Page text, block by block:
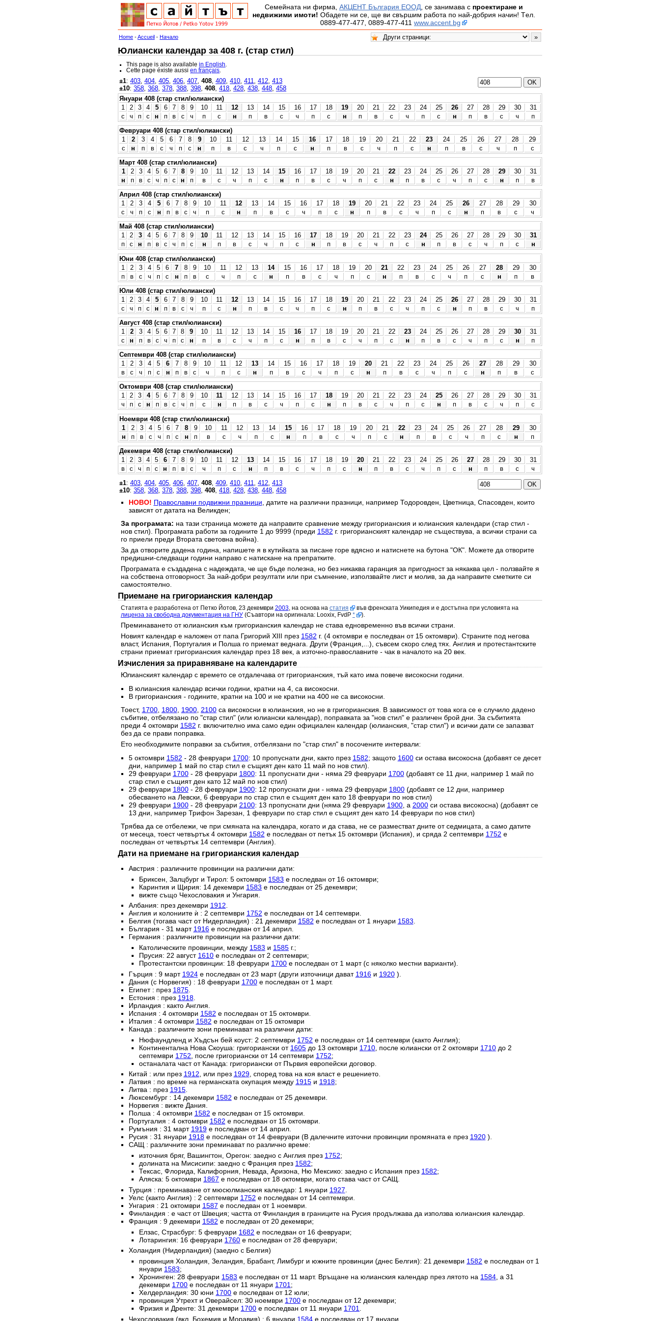
Семейната ни фирма, АКЦЕНТ България ЕООД, се занимава с проектиране и
недвижими имоти! Обадете ни се, ще ви свършим работа по най-добрия начин! Tел.
0889-477-477, 0889-477-411 www.accent.bg
Home -Accueil - Начало
Юлиански календар за 408 г. (стар стил)
This page is also availablein English
Cette page éxiste aussien français
±1: 403 404 405 406 407 408 409 410 411 412 413
±10: 358 368 378 388 398 408 418 428 438 448 458
Януари 408 (стар стил/юлиански)
1
2 3 4 5 6 7 8 9 10 11 12 13 14 15 16 17 18 19 20 21 22 23 24 25 26 27 28 29 30
31
с
ч п с н п в с ч п с н п в с ч п с н п в с ч п с н п в с ч
п
Февруари 408 (стар стил/юлиански)
1
2 3 4 5 6 7 8 9 10 11 12 13 14 15 16 17 18 19 20 21 22 23 24 25 26 27 28
29
с
н п в с ч п с н п в с ч п с н п в с ч п с н п в с ч п
с
Март 408 (стар стил/юлиански)
1
2 3 4 5 6 7 8 9 10 11 12 13 14 15 16 17 18 19 20 21 22 23 24 25 26 27 28 29 30
31
н
п в с ч п с н п в с ч п с н п в с ч п с н п в с ч п с н п
в
Април 408 (стар стил/юлиански)
1
2 3 4 5 6 7 8 9 10 11 12 13 14 15 16 17 18 19 20 21 22 23 24 25 26 27 28 29
30
с
ч п с н п в с ч п с н п в с ч п с н п в с ч п с н п в с
ч
Май 408 (стар стил/юлиански)
1
2 3 4 5 6 7 8 9 10 11 12 13 14 15 16 17 18 19 20 21 22 23 24 25 26 27 28 29 30
31
п
с н п в с ч п с н п в с ч п с н п в с ч п с н п в с ч п с
н
Юни 408 (стар стил/юлиански)
1
2 3 4 5 6 7 8 9 10 11 12 13 14 15 16 17 18 19 20 21 22 23 24 25 26 27 28 29
30
п
в с ч п с н п в с ч п с н п в с ч п с н п в с ч п с н п
в
Юли 408 (стар стил/юлиански)
1
2 3 4 5 6 7 8 9 10 11 12 13 14 15 16 17 18 19 20 21 22 23 24 25 26 27 28 29 30
31
с
ч п с н п в с ч п с н п в с ч п с н п в с ч п с н п в с ч
п
Август 408 (стар стил/юлиански)
1
2 3 4 5 6 7 8 9 10 11 12 13 14 15 16 17 18 19 20 21 22 23 24 25 26 27 28 29 30
31
с
н п в с ч п с н п в с ч п с н п в с ч п с н п в с ч п с н
п
Септември 408 (стар стил/юлиански)
1
2 3 4 5 6 7 8 9 10 11 12 13 14 15 16 17 18 19 20 21 22 23 24 25 26 27 28 29
30
в
с ч п с н п в с ч п с н п в с ч п с н п в с ч п с н п в
с
Октомври 408 (стар стил/юлиански)
1
2 3 4 5 6 7 8 9 10 11 12 13 14 15 16 17 18 19 20 21 22 23 24 25 26 27 28 29 30
31
ч
п с н п в с ч п с н п в с ч п с н п в с ч п с н п в с ч п
с
Ноември 408 (стар стил/юлиански)
1
2 3 4 5 6 7 8 9 10 11 12 13 14 15 16 17 18 19 20 21 22 23 24 25 26 27 28 29
30
н
п в с ч п с н п в с ч п с н п в с ч п с н п в с ч п с н
п
Декември 408 (стар стил/юлиански)
1
2 3 4 5 6 7 8 9 10 11 12 13 14 15 16 17 18 19 20 21 22 23 24 25 26 27 28 29 30
31
в
с ч п с н п в с ч п с н п в с ч п с н п в с ч п с н п в с
ч
±1: 403 404 405 406 407 408 409 410 411 412 413
±10: 358 368 378 388 398 408 418 428 438 448 458
НОВО! Православни подвижни празници , датите на различни празници, например Тодоровден, Цветница, Спасовден, които
зависят от датата на Великден;
За програмата: на тази страница можете да направите сравнение между григорианския и юлианския календари (стар стил -
нов стил). Програмата работи за годините 1 до 9999 (преди 1582 г. григорианският календар не съществува, а всички страни са
го приели преди Втората световна война).
За да отворите дадена година, напишете я в кутийката за писане горе вдясно и натиснете на бутона "ОК". Можете да отворите
предишни-следващи години направо с натискане на препратките.
Програмата е създадена с надеждата, че ще бъде полезна, но без никаква гаранция за пригодност за някаква цел - ползвайте я
на собствена отговорност. За най-добри резултати или при съмнение, използвайте лист и молив, за да направите сметките си
самостоятелно.
Приемане на григорианския календар
Статията е разработена от Петко Йотов, 23 декември 2003, на основа на статия
във френската Уикипедия и е достъпна при условията на
лиценза за свободна документация на ГНУ(Съавтори на оригинала: Looxix, FvdP * ).
Преминаването от юлианския към григорианския календар не става едновременно във всички страни.
Новият календар е наложен от папа Григорий XIII през 1582 г. (4 октомври е последван от 15 октомври). Страните под негова
власт, Испания, Португалия и Полша го приемат веднага. Други (Франция,...), съвсем скоро след тях. Англия и протестантските
страни приемат григорианския календар през 18 век, а източно-православните - чак в началото на 20 век.
Изчисления за приравняване на календарите
Юлианският календар с времето се отдалечава от григорианския, тъй като има повече високосни години.
В юлианския календар всички години, кратни на 4, са високосни.
В григорианския - годините, кратни на 100 и не кратни на 400 не са високосни.
Тоест, 1700, 1800, 1900, 2100са високосни в юлианския, но не в григорианския. В зависимост от това кога се е случило дадено
събитие, отбелязано по "стар стил" (или юлиански календар), поправката за "нов стил" е различен брой дни. За събитията
преди 4 октомври 1582 г. включително има само един официален календар (юлианския, "стар стил") и всички дати се запазват
без да се прави поправка.
Ето необходимите поправки за събития, отбелязани по "стар стил" в посочените интервали:
5 октомври 1582 - 28 февруари 1700: 10 пропуснати дни, както през 1582; защото 1600си остава високосна (добавят се десет
дни, например 1 май по стар стил е същият ден като 11 май по нов стил).
29 февруари 1700- 28 февруари 1800: 11 пропуснати дни - няма 29 февруари 1700(добавят се 11 дни, например 1 май по
стар стил е същият ден като 12 май по нов стил)
29 февруари 1800- 28 февруари 1900: 12 пропуснати дни - няма 29 февруари 1800(добавят се 12 дни, например
обесването на Левски, 6 февруари по стар стил е същият ден като 18 февруари по нов стил)
29 февруари 1900- 28 февруари 2100: 13 пропуснати дни (няма 29 февруари 1900, а 2000си остава високосна) (добавят се
13 дни, например Трифон Зарезан, 1 февруари по стар стил е същият ден като 14 февруари по нов стил)
Трябва да се отбележи, че при смяната на календара, когато и да става, не се разместват дните от седмицата, а само датите
от месеца, тоест четвъртък 4 октомври 1582 е последван от петък 15 октомври (Испания), и сряда 2 септември 1752 е
последван от четвъртък 14 септември (Англия).
Дати на приемане на григорианския календар
Австрия : различните провинции на различни дати:
Бриксен, Залцбург и Тирол: 5 октомври 1583 е последван от 16 октомври;
Каринтия и Щирия: 14 декември 1583 е последван от 25 декември;
вижте също Чехословакия и Унгария.
Албания: през декември 1912.
Англия и колониите ѝ : 2 септември 1752 е последван от 14 септември.
Белгия (тогава част от Нидерландия) : 21 декември 1582 е последван от 1 януари 1583.
България - 31 март 1916е последван от 14 април.
Германия : различните провинции на различни дати:
Католическите провинции, между 1583 и 1585 г.;
Прусия: 22 август 1610 е последван от 2 септември;
Протестантски провинции: 18 февруари 1700 е последван от 1 март (с няколко местни варианти).
Гърция : 9 март 1924е последван от 23 март (други източници дават 1916и 1920).
Дания (с Норвегия) : 18 февруари 1700е последван от 1 март.
Египет : през 1875.
Естония : през 1918.
Ирландия : както Англия.
Испания : 4 октомври 1582 е последван от 15 октомври.
Италия : 4 октомври 1582 е последван от 15 октомври
Канада : различните зони преминават на различни дати:
Нюфаундленд и Хъдсън бей коуст: 2 септември 1752 е последван от 14 септември (както Англия);
Континентална Нова Скоуша: григориански от 1605 до 13 октомври 1710 , после юлиански от 2 октомври 1710 до 2
септември 1752 , после григориански от 14 септември 1752;
останалата част от Канада: григориански от Първия европейски договор.
Китай : или през 1912, или през 1929, според това на коя власт е решението.
Латвия : по време на германската окупация между 1915и 1918;
Литва : през 1915.
Люксембург : 14 декември 1582 е последван от 25 декември.
Норвегия : вижте Дания.
Полша : 4 октомври 1582 е последван от 15 октомври.
Португалия : 4 октомври 1582 е последван от 15 октомври.
Румъния : 31 март 1919е последван от 14 април.
Русия : 31 януари 1918е последван от 14 февруари (В далечните източни провинции промяната е през 1920).
САЩ : различните зони преминават по различно време:
източния бряг, Вашингтон, Орегон: заедно с Англия през 1752;
долината на Мисисипи: заедно с Франция през 1582;
Тексас, Флорида, Калифорния, Невада, Аризона, Ню Мексико: заедно с Испания през 1582;
Аляска: 5 октомври 1867 е последван от 18 октомври, когато става част от САЩ.
Турция : преминаване от мюсюлманския календар: 1 януари 1927
Уелс (както Англия) : 2 септември 1752 е последван от 14 септември.
Унгария : 21 октомври 1587 е последван от 1 ноември.
Финландия : е част от Швеция; частта от Финландия в границите на Русия продължава да използва юлианския календар.
Франция : 9 декември 1582 е последван от 20 декември;
Елзас, Страсбург: 5 февруари 1682 е последван от 16 февруари;
Лотарингия: 16 февруари 1760 е последван от 28 февруари;
Холандия (Нидерландия) (заедно с Белгия)
провинция Холандия, Зеландия, Брабант, Лимбург и южните провинции (днес Белгия): 21 декември 1582 е последван от 1
януари 1583;
Хронинген: 28 февруари 1583 е последван от 11 март. Връщане на юлианския календар през лятото на 1584 , а 31
декември 1700 е последван от 11 януари 1701 ;
Хелдерландия: 30 юни 1700 е последван от 12 юли;
провинция Утрехт и Оверайсел: 30 ноември 1700 е последван от 12 декември;
Фризия и Дренте: 31 декември 1700 е последван от 11 януари 1701
Чехословакия (вкл. Бохемия и Моравия) : 6 януари 1584е последван от 17 януари.